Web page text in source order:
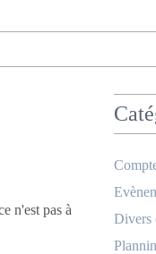
n'est pas à
Divers